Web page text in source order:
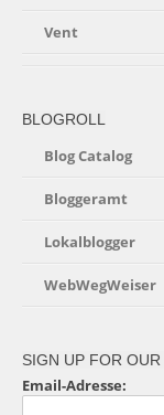
Vent
BLOGROLL
Blog Catalog
Bloggeramt
Lokalblogger
WebWegWeiser
SIGN UP FOR
Email-Adresse: